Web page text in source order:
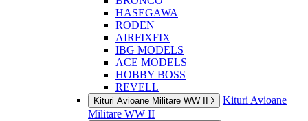
HASEGAWA
RODEN
AIRFIXFIX
IBG MODELS
ACE MODELS
HOBBY BOSS
REVELL
Kituri Avioane Militare WW II
Kituri Avioane
Militare WW II